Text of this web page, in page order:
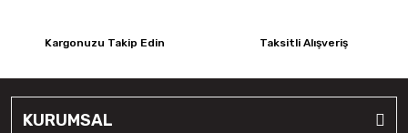
Kargonuzu Takip Edin Taksitli Alışveriş
KURUMSAL